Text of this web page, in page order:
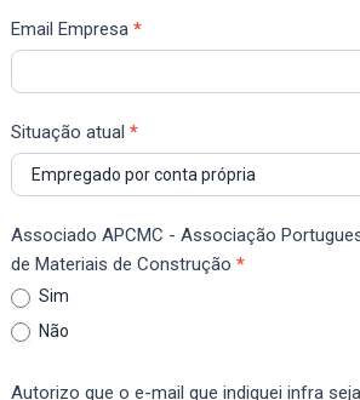
Email Empresa*
Situação atual*
Associado APCMC - Associação
de Materiais de Construção*
Sim
Não
Autorizo que o e-mail que indiquei infra